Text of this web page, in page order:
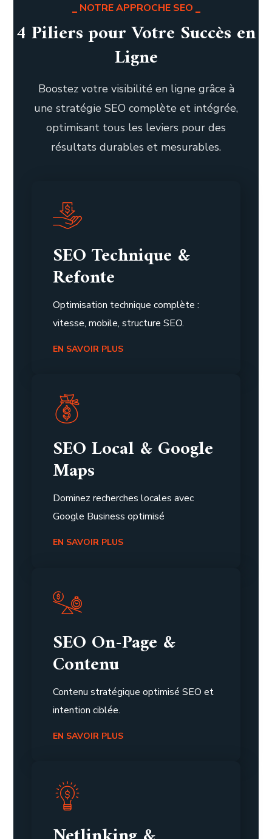
NOTRE APPROCHE SEO
4 Piliers pour Votre Succès en
Ligne
Boostez votre visibilité en ligne grâce à
une stratégie SEO complète et intégrée,
optimisant tous les leviers pour des
résultats durables et mesurables.
SEO Technique &
Refonte
Optimisation technique complète :
vitesse, mobile, structure SEO.
EN SAVOIR PLUS
SEO Local & Google
Maps
Dominez recherches locales avec
Google Business optimisé
EN SAVOIR PLUS
SEO On-Page &
Contenu
Contenu stratégique optimisé SEO et
intention ciblée.
EN SAVOIR PLUS